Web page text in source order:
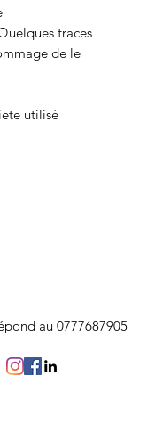
traces
de le
utilisé
au 0777687905